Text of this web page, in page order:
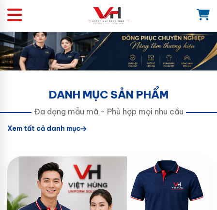
DANH MỤC SẢN PHẨM
Đa dạng mẫu mã - Phù hợp mọi nhu cầu
Xem tất cả danh mục